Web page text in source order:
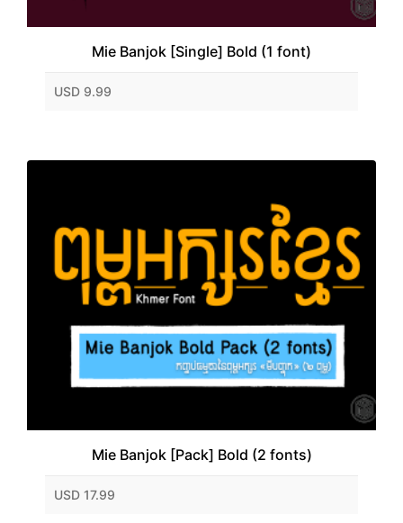
Mie Banjok [Single] Bold (1 font)
USD 9.99
Mie Banjok [Pack] Bold (2 fonts)
USD 17.99